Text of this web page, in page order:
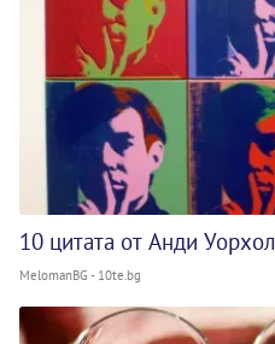
10 цитата от Анди Уорхол
MelomanBG - 10te.bg